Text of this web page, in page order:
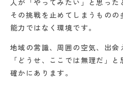
人が「やってみたい」と思った
その挑戦を止めてしまうものの
能力ではなく環境です。
地域の常識、周囲の空気、 出会
「どうせ、ここでは無理だ」と
確かにあります。